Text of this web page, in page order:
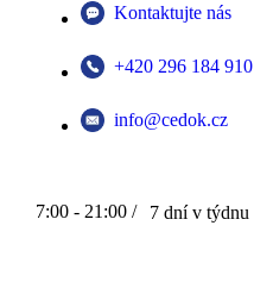
Kontaktujte nás
+420 296 184 910
info@cedok.cz
7:00 - 21:00 / 7 dní v týdnu